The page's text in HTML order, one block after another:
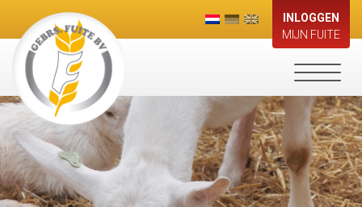
INLOGGEN
MIJN FUITE
Toggle